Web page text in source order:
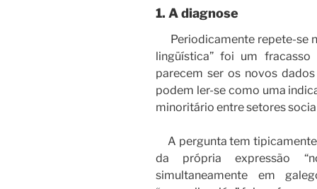
1. A diagnose
Periodicamente repete-se
lingüística” foi um
parecem ser os novos
podem ler-se como uma
minoritário entre setores
A pergunta tem tipicamente
da própria expressão
simultaneamente em